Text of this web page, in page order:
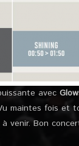
avec
maintes fois et
venir. Bon